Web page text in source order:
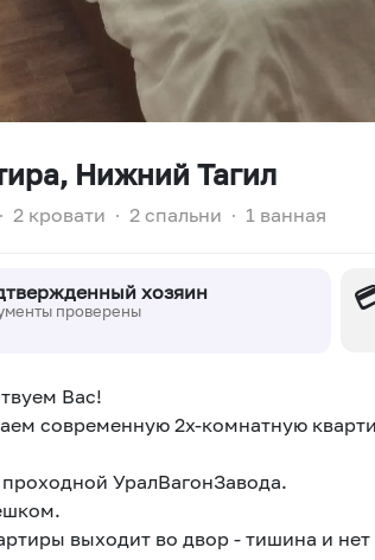
, Нижний Тагил
∙ 2 кровати ∙ 2 спальни ∙ 1 ванная
хозяин
проверены
Вас!
современную 2х-комнатную
УралВагонЗавода.
выходит во двор - тишина и